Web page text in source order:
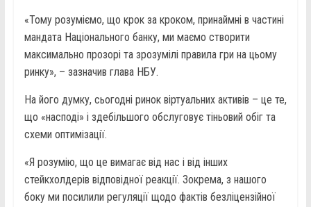
«Тому розуміємо, що крок за кроком, принаймні в частині
мандата Національного банку, ми маємо створити
максимально прозорі та зрозумілі правила гри на цьому
ринку», – зазначив глава НБУ.
На його думку, сьогодні ринок віртуальних активів – це те,
що «насподі» і здебільшого обслуговує тіньовий обіг та
схеми оптимізації.
«Я розумію, що це вимагає від нас і від інших
стейкхолдерів відповідної реакції. Зокрема, з нашого
боку ми посилили регуляції щодо фактів безліцензійної